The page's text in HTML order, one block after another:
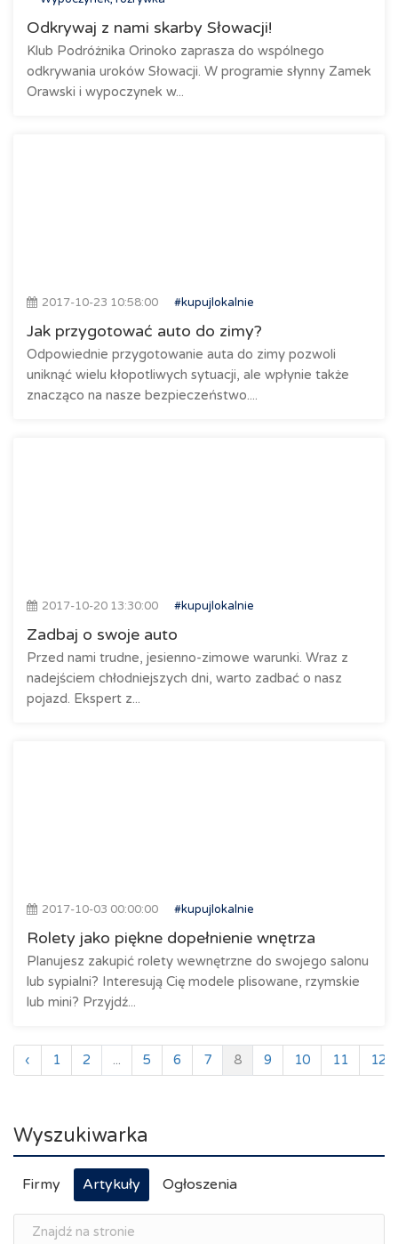
Odkrywaj z nami skarby Słowacji!
Klub Podróżnika Orinoko zaprasza do wspólnego
odkrywania uroków Słowacji. W programie słynny Zamek
Orawski i wypoczynek w...
2017-10-23 10:58:00 #kupujlokalnie
Jak przygotować auto do zimy?
Odpowiednie przygotowanie auta do zimy pozwoli
uniknąć wielu kłopotliwych sytuacji, ale wpłynie także
znacząco na nasze bezpieczeństwo....
2017-10-20 13:30:00 #kupujlokalnie
Zadbaj o swoje auto
Przed nami trudne, jesienno-zimowe warunki. Wraz z
nadejściem chłodniejszych dni, warto zadbać o nasz
pojazd. Ekspert z...
2017-10-03 00:00:00 #kupujlokalnie
Rolety jako piękne dopełnienie wnętrza
Planujesz zakupić rolety wewnętrzne do swojego salonu
lub sypialni? Interesują Cię modele plisowane, rzymskie
lub mini? Przyjdź...
‹ 1 2 ... 5 6 7 8 9 10 11 12
Wyszukiwarka
Firmy Artykuły Ogłoszenia